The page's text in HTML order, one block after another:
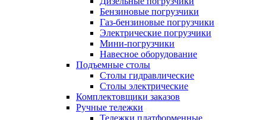
Бензиновые погрузчики
Газ-бензиновые погрузчики
Электрические погрузчики
Мини-погрузчики
Навесное оборудование
Подъемные столы
Столы гидравлические
Столы электрические
Комплектовщики заказов
Ручные тележки
Тележки платформенные